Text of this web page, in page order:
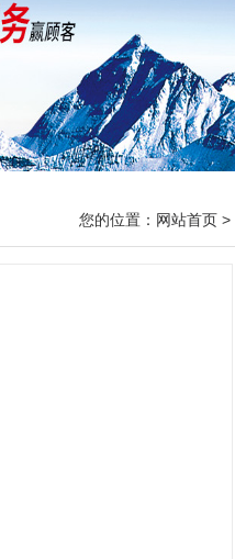
您的位置： 网站首页 >